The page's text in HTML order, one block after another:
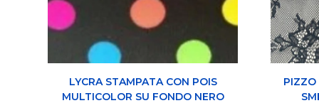
LYCRA STAMPATA CON POIS
MULTICOLOR SU FONDO NERO
PIZZO